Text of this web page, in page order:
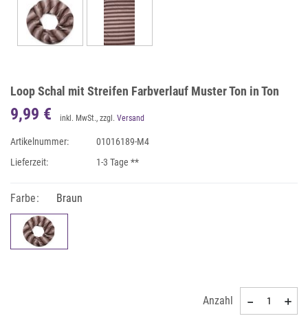
Loop Schal mit Streifen Farbverlauf Muster Ton in Ton
9,99 € inkl. MwSt., zzgl. Versand
Artikelnummer:
01016189-M4
Lieferzeit:
1-3 Tage **
Farbe: Braun
Anzahl